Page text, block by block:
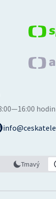
hodin
Tmavý